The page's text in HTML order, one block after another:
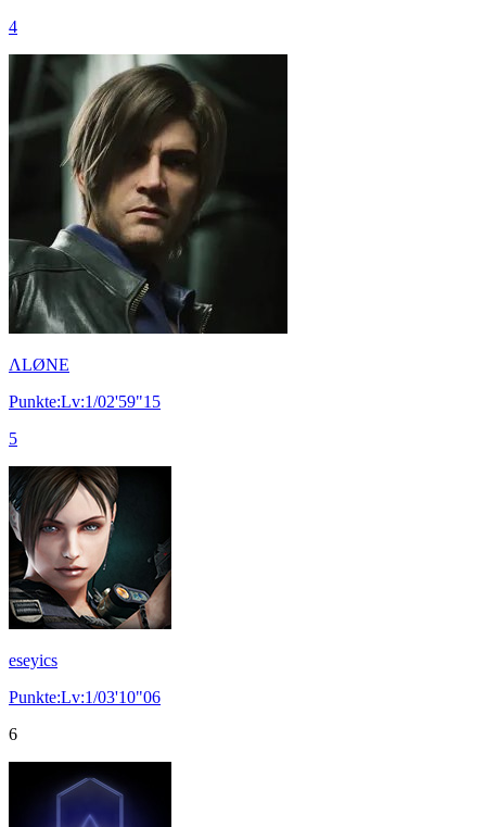
4
ΛLØNE
Punkte:Lv:1/02'59"15
5
eseyics
Punkte:Lv:1/03'10"06
6